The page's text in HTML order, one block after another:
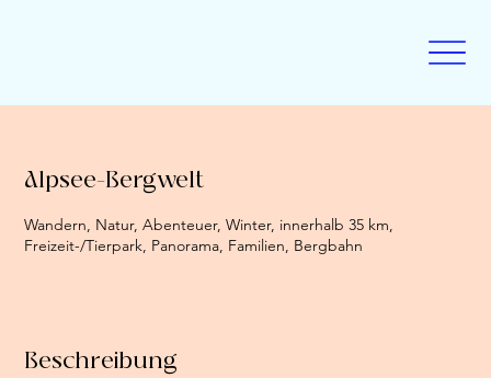
Alpsee-Bergwelt
Wandern, Natur, Abenteuer, Winter, innerhalb 35 km,
Freizeit-/Tierpark, Panorama, Familien, Bergbahn
Beschreibung